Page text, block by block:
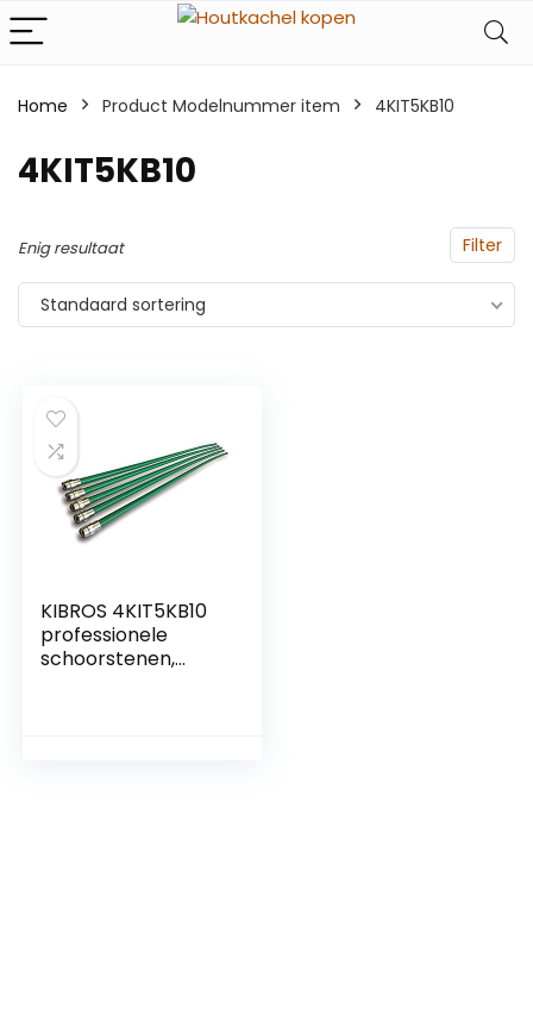
Home Product Modelnummer item ‎4KIT5KB10
‎4KIT5KB10
Filter
Enig resultaat
Standaard sortering
KIBROS 4KIT5KB10
professionele
schoorstenen,